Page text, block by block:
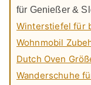
für Genießer &
Winterstiefel für
Wohnmobil
Dutch Oven
Wanderschuhe